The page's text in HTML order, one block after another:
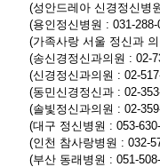
(성안드레아 신경정신병
(용인정신병원 : 031-288-
(가족사랑 서울 정신과
(송신경정신과의원 : 02-
(신경정신과의원 : 02-
(동민신경정신과 : 02-
(솔빛정신과의원 : 02-
(대구 정신병원 : 053-
(인천 참사랑병원 : 032-
(부산 동래병원 : 051-